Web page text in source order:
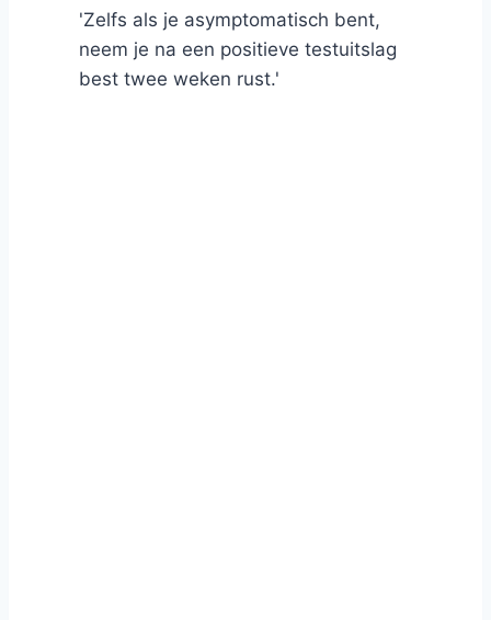
'Zelfs als je asymptomatisch bent,
neem je na een positieve testuitslag
best twee weken rust.'